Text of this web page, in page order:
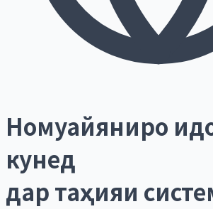
Номуайяниро
кунед
дар таҳияи